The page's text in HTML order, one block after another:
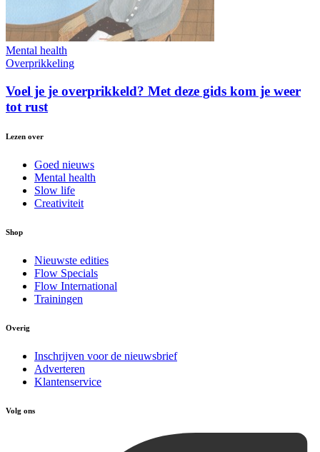
Mental health
Overprikkeling
Voel je je overprikkeld? Met deze gids kom je weer
tot rust
Lezen over
Goed nieuws
Mental health
Slow life
Creativiteit
Shop
Nieuwste edities
Flow Specials
Flow International
Trainingen
Overig
Inschrijven voor de nieuwsbrief
Adverteren
Klantenservice
Volg ons